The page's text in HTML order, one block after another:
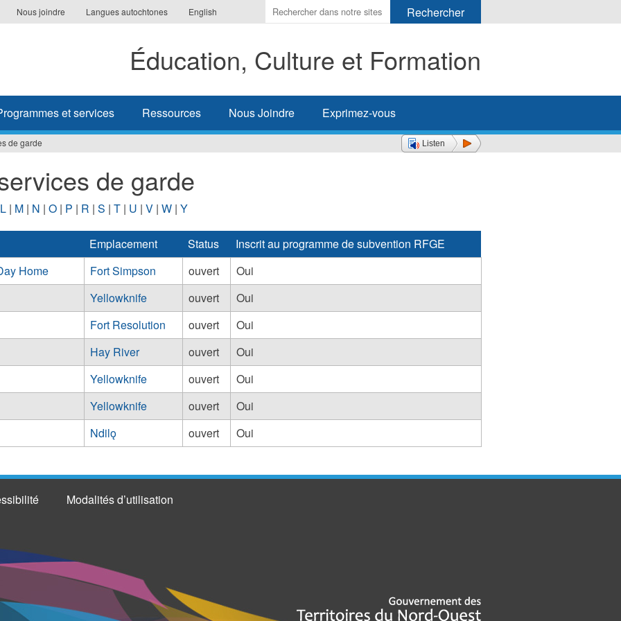
Nous joindre Langues autochtones English
Indiquer
les
à
rechercher
Éducation, Culture et Formation
et services Ressources Nous Joindre Exprimez-vous
Listen
de garde
de garde
L | M | N | O | P | R | S | T | U | V | W | Y
Emplacement Status
Inscrit au programme de subvention RFGE
Home
Fort Simpson ouvert
Oui
Yellowknife ouvert
Oui
Fort Resolution ouvert
Oui
Hay River ouvert
Oui
Yellowknife ouvert
Oui
Yellowknife ouvert
Oui
Ndilǫ ouvert Oui
Modalités d’utilisation